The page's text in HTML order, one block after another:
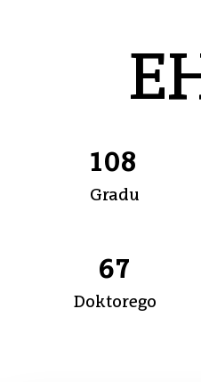
EHU
108
Gradu
67
Doktorego